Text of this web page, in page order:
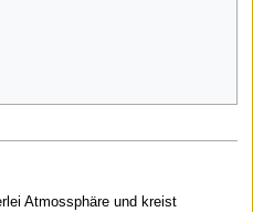
Atmossphäre und kreist